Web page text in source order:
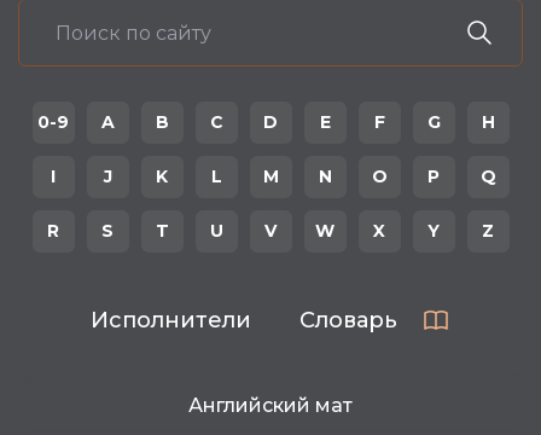
0-9 A B C D E F G H
I J K L M N O P Q
R S T U V W X Y Z
Исполнители Словарь
Английский мат